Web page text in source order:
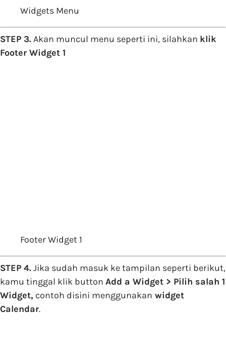
Widgets Menu
STEP 3.Akan muncul menu seperti ini, silahkan klik
Footer Widget 1
Footer Widget 1
STEP 4.Jika sudah masuk ke tampilan seperti berikut,
kamu tinggal klik button Add a Widget > Pilih salah 1
Widget, contoh disini menggunakan widget
Calendar.